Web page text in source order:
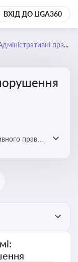
ВХІД ДО LIGA360
правопорушення
права: